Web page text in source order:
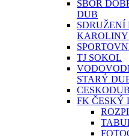
SBOR
DUB
SDRUŽENÍ
KAROLINY
TJ SOKOL
STARÝ
FK ČESKÝ